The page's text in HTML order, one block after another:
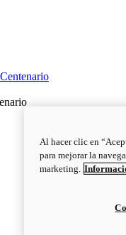
Al hacer clic en
para mejorar la
marketing.